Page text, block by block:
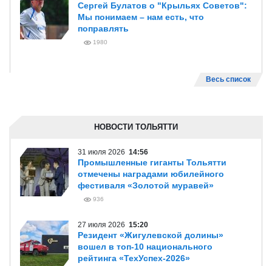
Сергей Булатов о "Крыльях Советов":
Мы понимаем – нам есть, что
поправлять
1980
Весь список
НОВОСТИ ТОЛЬЯТТИ
31 июля 2026 14:56
Промышленные гиганты Тольятти
отмечены наградами юбилейного
фестиваля «Золотой муравей»
936
27 июля 2026 15:20
Резидент «Жигулевской долины»
вошел в топ-10 национального
рейтинга «ТехУспех-2026»